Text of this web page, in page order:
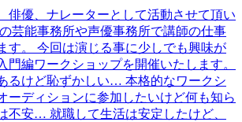
俳優、ナレーターとして活動させて頂い
芸能事務所や声優事務所で講師の仕事
す。 今回は演じる事に少しでも興味が
門編ワークショップを開催いたします。
るけど恥ずかしい… 本格的なワークシ
ーディションに参加したいけど何も知ら
不安… 就職して生活は安定したけど、